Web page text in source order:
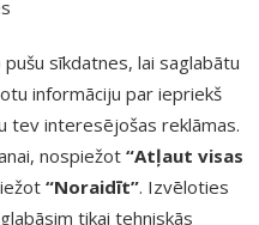
sīkdatnes, lai saglabātu
informāciju par iepriekš
tev interesējošas reklāmas.
nospiežot “Atļaut visas
“Noraidīt”. Izvēloties
tikai tehniskās
-30 %